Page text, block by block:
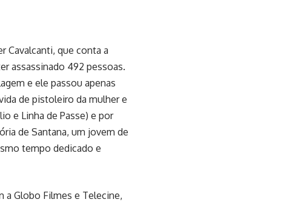
Cavalcanti, que conta a
assassinado 492 pessoas.
e ele passou apenas
de pistoleiro da mulher e
e Linha de Passe) e por
de Santana, um jovem de
tempo dedicado e
a Globo Filmes e Telecine,